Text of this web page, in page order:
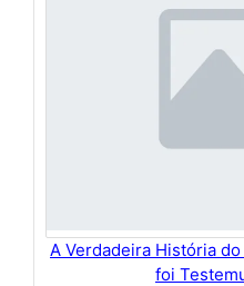
A Verdadeira História
foi